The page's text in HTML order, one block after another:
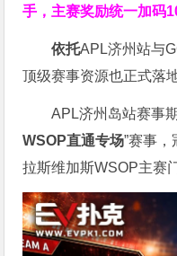
手，主赛奖励统一加码
依托APL济州站与
顶级赛事资源也正式落
APL济州岛站赛事
WSOP直通专场”赛事
拉斯维加斯WSOP主赛